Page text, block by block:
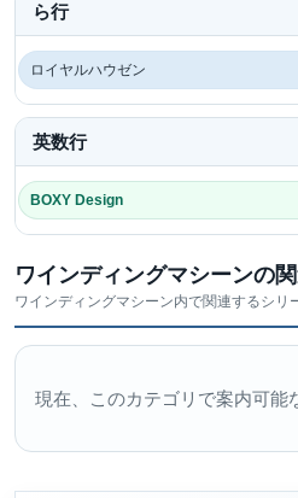
ら行
ロイヤルハウゼン
英数行
BOXY Design
ワインディングマシーンの
ワインディングマシーン内で関連するシリ
現在、このカテゴリで案内可能